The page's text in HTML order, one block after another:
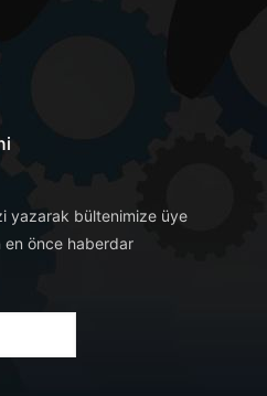
yazarak bültenimize üye
en önce haberdar